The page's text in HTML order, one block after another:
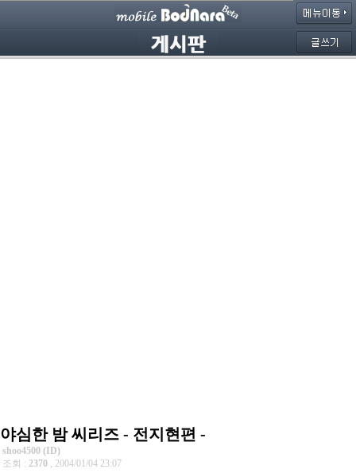
야심한 밤 씨리즈 - 전지현편 -
shoo4500 (ID)
조회 : 2370 , 2004/01/04 23:07